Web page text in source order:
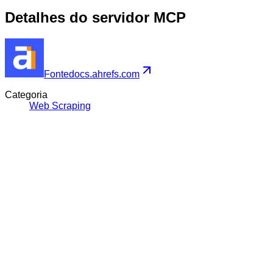
Detalhes do servidor MCP
Fontedocs.ahrefs.com
Categoria
Web Scraping